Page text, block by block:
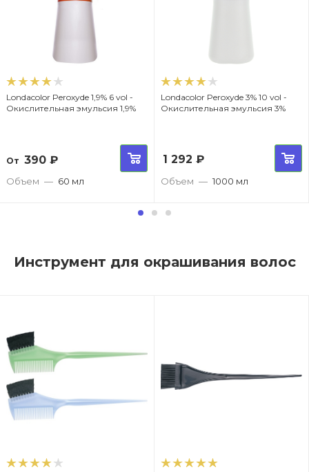
Londacolor Peroxyde 1,9% 6 vol -
Окислительная эмульсия 1,9%
От 390 ₽
Объем — 60 мл
Londacolor Peroxyde 3% 10 vol -
Окислительная эмульсия 3%
1 292 ₽
Объем — 1000 мл
Инструмент для окрашивания волос